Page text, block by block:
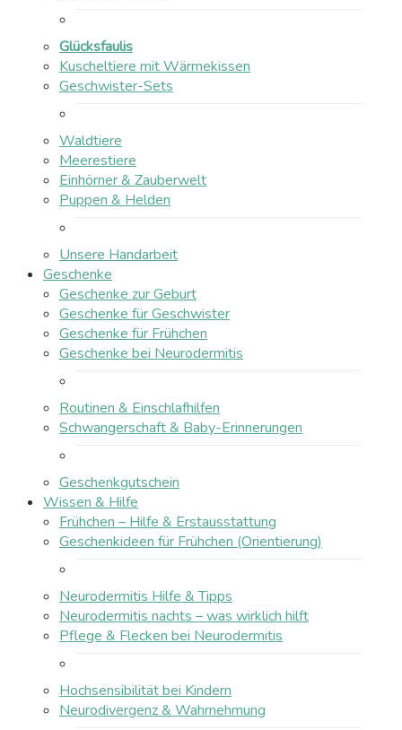
Glücksfaulis
Kuscheltiere mit Wärmekissen
Geschwister-Sets
Waldtiere
Meerestiere
Einhörner & Zauberwelt
Puppen & Helden
Unsere Handarbeit
Geschenke
Geschenke zur Geburt
Geschenke für Geschwister
Geschenke für Frühchen
Geschenke bei Neurodermitis
Routinen & Einschlafhilfen
Schwangerschaft & Baby-Erinnerungen
Geschenkgutschein
Wissen & Hilfe
Frühchen – Hilfe & Erstausstattung
Geschenkideen für Frühchen (Orientierung)
Neurodermitis Hilfe & Tipps
Neurodermitis nachts – was wirklich hilft
Pflege & Flecken bei Neurodermitis
Hochsensibilität bei Kindern
Neurodivergenz & Wahrnehmung